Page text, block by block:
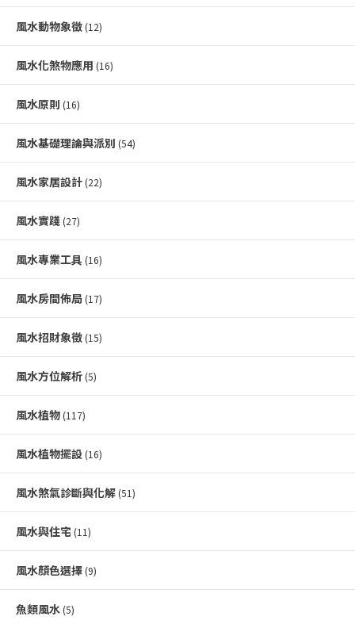
風水動物象徵 (12)
風水化煞物應用 (16)
風水原則 (16)
風水基礎理論與派別 (54)
風水家居設計 (22)
風水實踐 (27)
風水專業工具 (16)
風水房間佈局 (17)
風水招財象徵 (15)
風水方位解析 (5)
風水植物 (117)
風水植物擺設 (16)
風水煞氣診斷與化解 (51)
風水與住宅 (11)
風水顏色選擇 (9)
魚類風水 (5)